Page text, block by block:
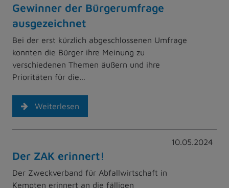
Gewinner der Bürgerumfrage
ausgezeichnet
Bei der erst kürzlich abgeschlossenen Umfrage
konnten die Bürger ihre Meinung zu
verschiedenen Themen äußern und ihre
Prioritäten für die…
Weiterlesen
10.05.2024
Der ZAK erinnert!
Der Zweckverband für Abfallwirtschaft in
Kempten erinnert an die fälligen